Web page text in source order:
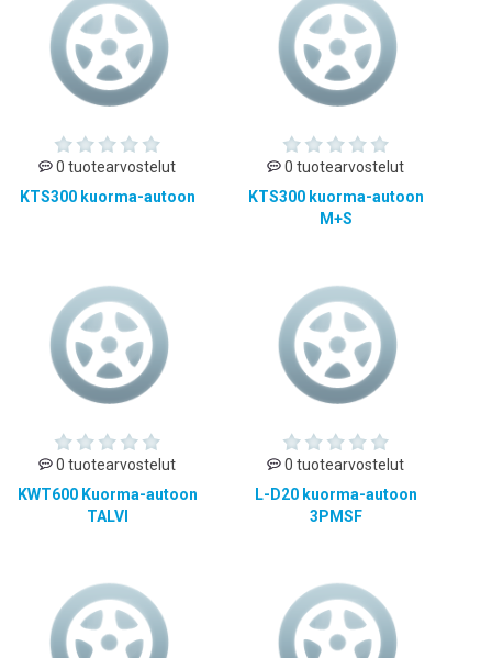
0 tuotearvostelut
KTS300 kuorma-autoon
0 tuotearvostelut
KTS300 kuorma-autoon
M+S
0 tuotearvostelut
KWT600 Kuorma-autoon
TALVI
0 tuotearvostelut
L-D20 kuorma-autoon
3PMSF